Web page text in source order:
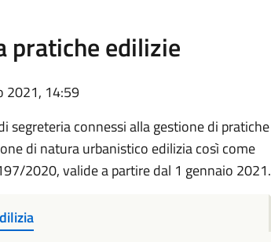
pratiche edilizie
2021, 14:59
segreteria connessi alla gestione di pratiche
di natura urbanistico edilizia così come
2020, valide a partire dal 1 gennaio 2021.